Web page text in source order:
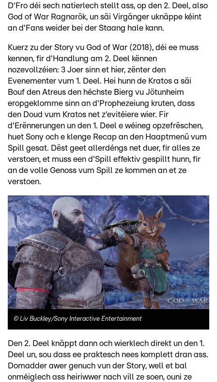
D'Fro déi sech natierlech stellt ass, op den 2. Deel, also
God of War Ragnarök, un säi Virgänger uknäppe kéint
an d'Fans weider bei der Staang hale kann.
Kuerz zu der Story vu God of War (2018), déi ee muss
kennen, fir d'Handlung am 2. Deel kënnen
nozevollzéien: 3 Joer sinn et hier, zënter den
Evenementer vum 1. Deel. Hei hunn de Kratos a säi
Bouf den Atreus den héchste Bierg vu Jötunheim
eropgeklomme sinn an d'Prophezeiung kruten, dass
den Doud vum Kratos net z'evitéiere wier. Fir
d'Erënnerungen un den 1. Deel e wéineg opzefrëschen,
huet Sony och e klenge Recap an den Haaptmenü vum
Spill gesat. Dëst geet allerdéngs net duer, fir alles ze
verstoen, et muss een d'Spill effektiv gespillt hunn, fir
an de volle Genoss vum Spill ze kommen an et ze
verstoen.
© Liv Buckley/Sony Interactive Entertainment
Den 2. Deel knäppt dann och wierklech direkt un den 1.
Deel un, sou dass ee praktesch nees komplett dran ass.
Domadder awer genuch vun der Story, well et bal
onméiglech ass heiriwwer nach vill ze soen, ouni ze